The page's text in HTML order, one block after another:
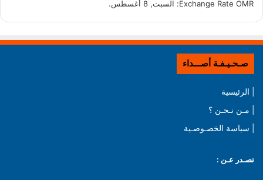
Exchange Rate OMR : السبت, 8 أغسطس.
صـحـيـفـة أصـــداء
| الرئيسية
| مـن نـحـن ؟
| سياسة الخصـوصـية
تصـدر عـن :